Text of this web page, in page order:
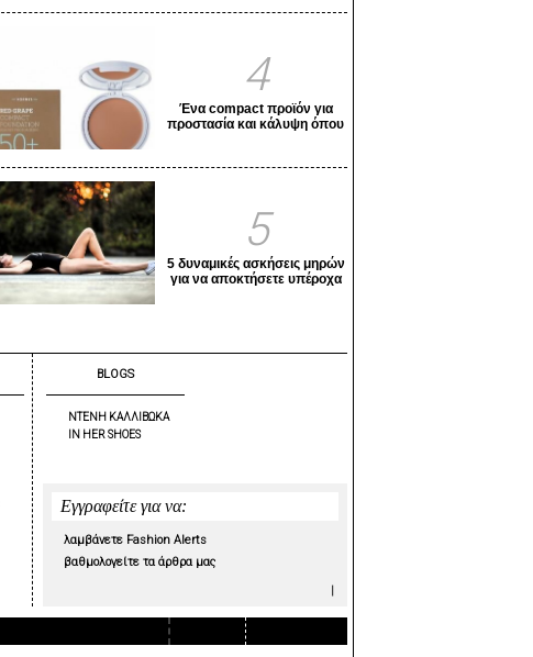
4
Ένα compact προϊόν για
προστασία και κάλυψη όπου
5
5 δυναμικές ασκήσεις μηρών
για να αποκτήσετε υπέροχα
BLOGS
ΝΤΕΝΗ ΚΑΛΛΙΒΩΚΑ
IN HER SHOES
Εγγραφείτε για να:
λαμβάνετε Fashion Alerts
βαθμολογείτε τα άρθρα μας